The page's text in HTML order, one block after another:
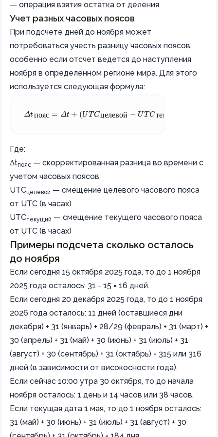
— операция взятия остатка от деления.
Учет разных часовых поясов
При подсчете дней до ноября может
потребоваться учесть разницу часовых поясов,
особенно если отсчет ведется до наступления
ноября в определенном регионе мира. Для этого
используется следующая формула:
\Delta t_\text{пояс} = \Delta t +
Δtпояс = Δt + ( U T Cцелевой − U T Cтекущий
Где:
Δtпояс — скорректированная разница во времени с
учетом часовых поясов
UTCцелевой — смещение целевого часового пояса
от UTC (в часах)
UTCтекущий — смещение текущего часового пояса
от UTC (в часах)
Примеры подсчета сколько осталось
до ноября
Если сегодня 15 октября 2025 года, то до 1 ноября
2025 года осталось: 31 - 15 = 16 дней.
Если сегодня 20 декабря 2025 года, то до 1 ноября
2026 года осталось: 11 дней (оставшиеся дни
декабря) + 31 (январь) + 28/29 (февраль) + 31 (март) +
30 (апрель) + 31 (май) + 30 (июнь) + 31 (июль) + 31
(август) + 30 (сентябрь) + 31 (октябрь) = 315 или 316
дней (в зависимости от високосности года).
Если сейчас 10:00 утра 30 октября, то до начала
ноября осталось: 1 день и 14 часов или 38 часов.
Если текущая дата 1 мая, то до 1 ноября осталось:
31 (май) + 30 (июнь) + 31 (июль) + 31 (август) + 30